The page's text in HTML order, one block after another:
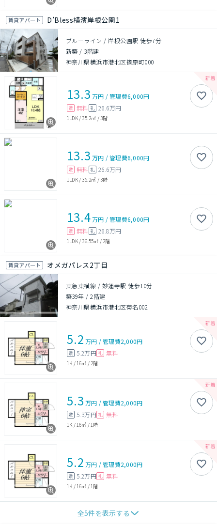
賃貸アパート D’Bless横濱岸根公園1
ブルーライン / 岸根公園駅 徒歩7分
新築 / 3階建
神奈川県横浜市港北区篠原町000
13.3 万円 /管理費6,000円
敷 無料 礼 26.6万円
1LDK/35.2㎡ /3階
13.3 万円 /管理費6,000円
敷 無料 礼 26.6万円
1LDK/35.2㎡ /3階
13.4万円 /管理費6,000円
敷 無料 礼 26.8万円
1LDK/36.55㎡ / 2階
賃貸アパート オメガパレス2丁目
東急東横線 / 妙蓮寺駅 徒歩10分
築39年 /2階建
神奈川県横浜市港北区菊名002
5.2 万円 /管理費2,000円
敷 5.2万円 礼 無料
1K / 16㎡ / 2階
5.3 万円 /管理費2,000円
敷 5.3万円 礼 無料
1K / 16㎡ / 1階
5.2 万円 /管理費2,000円
敷 5.2万円 礼 無料
1K / 16㎡ / 1階
全5件を表示する